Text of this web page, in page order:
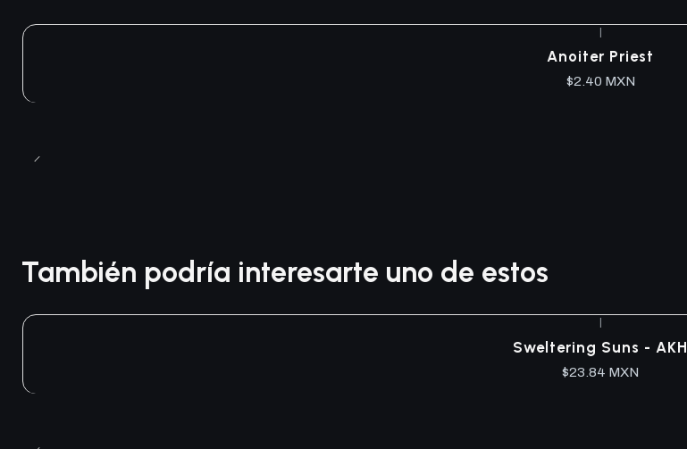
Anoiter Priest
$2.40 MXN
También podría interesarte uno de estos
Sweltering Suns - AKH
$23.84 MXN